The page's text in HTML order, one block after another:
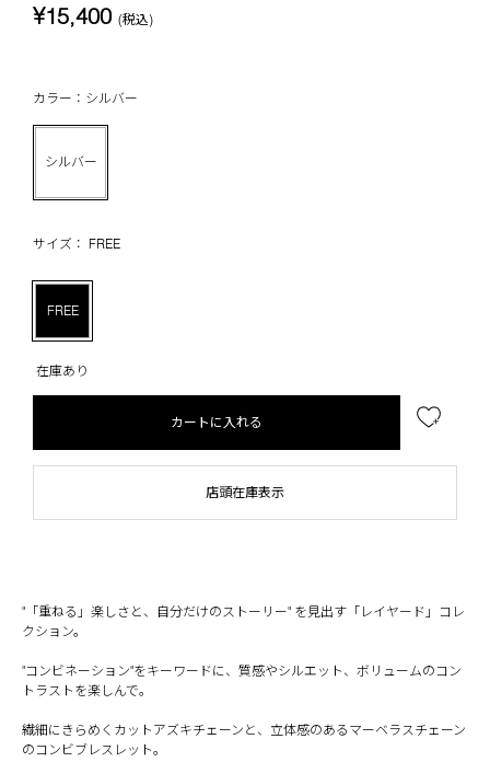
¥15,400 (税込)
カラー：シルバー
シルバー
サイズ： FREE
FREE
在庫あり
カートに入れる
店頭在庫表示
"「重ねる」楽しさと、自分だけのストーリー" を見出す「レイヤード」コレ
クション。
"コンビネーション"をキーワードに、質感やシルエット、ボリュームのコン
トラストを楽しんで。
繊細にきらめくカットアズキチェーンと、立体感のあるマーベラスチェーン
のコンビブレスレット。